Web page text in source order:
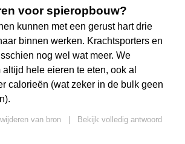
voor spieropbouw?
kunnen met een gerust hart drie
binnen werken. Krachtsporters en
nog wel wat meer. We
hele eieren te eten, ook al
calorieën (wat zeker in de bulk geen
van bron
Bekijk volledig antwoord